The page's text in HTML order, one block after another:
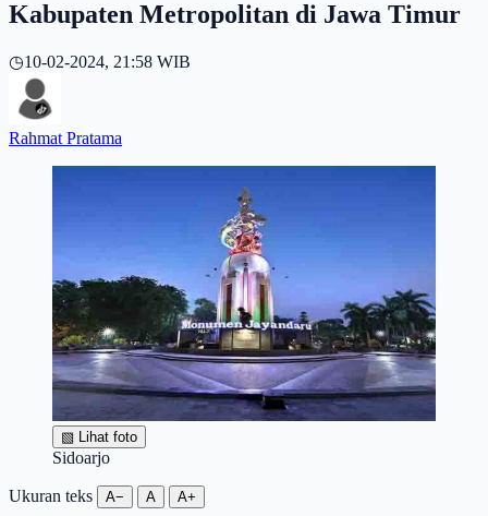
Kabupaten Metropolitan di Jawa Timur
◷10-02-2024, 21:58 WIB
Rahmat Pratama
▧ Lihat foto
Sidoarjo
Ukuran teks A− A A+